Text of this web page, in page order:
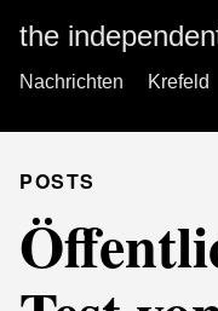
the
Nachrichten Krefeld
POSTS